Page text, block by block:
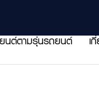
นต์ตามรุ่นรถยนต์ เ